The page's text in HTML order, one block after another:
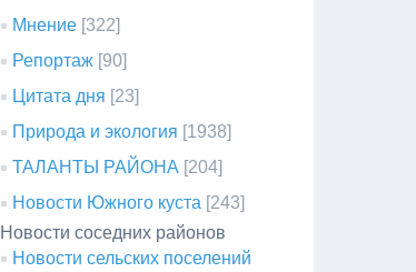
Мнение [322]
Репортаж [90]
Цитата дня [23]
Природа и экология [1938]
ТАЛАНТЫ РАЙОНА [204]
Новости Южного куста [243]
Новости соседних районов
Новости сельских поселений